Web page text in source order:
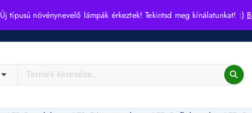
Új típusú növénynevelő lámpák érkeztek! Tekintsd meg kínálatunkat! :)